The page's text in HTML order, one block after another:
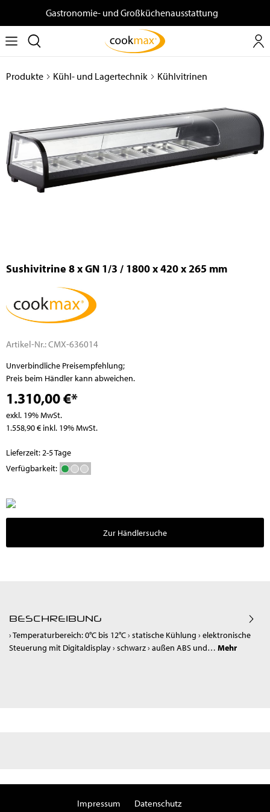
Gastronomie- und Großküchenausstattung
Produkte Kühl- und Lagertechnik Kühlvitrinen
Sushivitrine 8 x GN 1/3 / 1800 x 420 x 265 mm
Artikel-Nr.:CMX-636014
Unverbindliche Preisempfehlung;
Preis beim Händler kann abweichen.
1.310,00 €*
exkl. 19% MwSt.
1.558,90 € inkl. 19% MwSt.
Lieferzeit: 2-5 Tage
Verfügbarkeit:
Zur Händlersuche
BESCHREIBUNG
› Temperaturbereich: 0°C bis 12°C › statische Kühlung › elektronische
Steuerung mit Digitaldisplay › schwarz › außen ABS und… Mehr
Impressum Datenschutz